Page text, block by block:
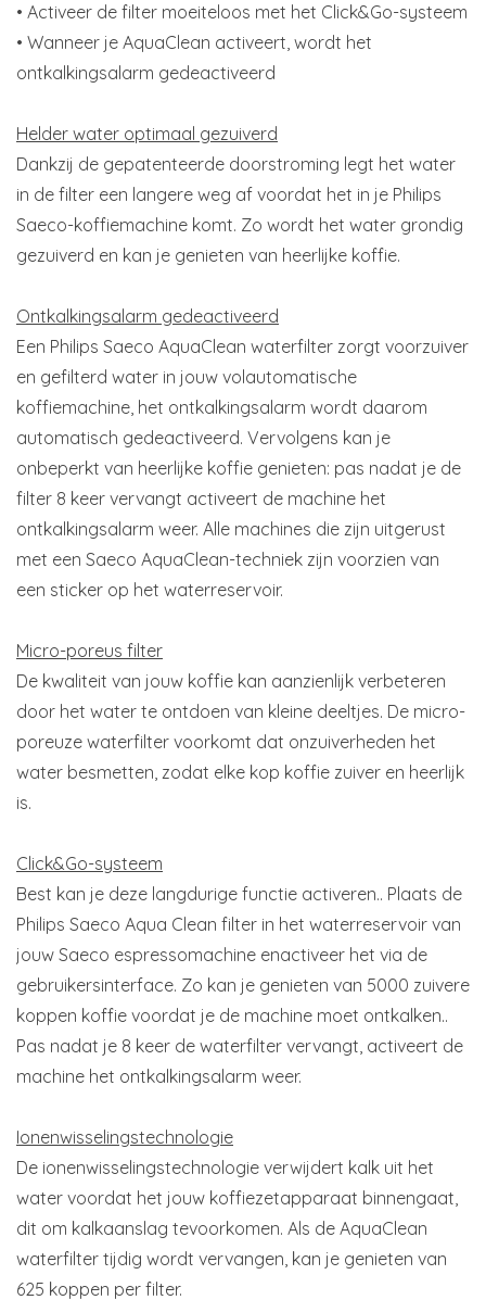
• Activeer de filter moeiteloos met het Click&Go-systeem
• Wanneer je AquaClean activeert, wordt het
ontkalkingsalarm gedeactiveerd
Helder water optimaal gezuiverd
Dankzij de gepatenteerde doorstroming legt het water
in de filter een langere weg af voordat het in je Philips
Saeco-koffiemachine komt. Zo wordt het water grondig
gezuiverd en kan je genieten van heerlijke koffie.
Ontkalkingsalarm gedeactiveerd
Een Philips Saeco AquaClean waterfilter zorgt voorzuiver
en gefilterd water in jouw volautomatische
koffiemachine, het ontkalkingsalarm wordt daarom
automatisch gedeactiveerd. Vervolgens kan je
onbeperkt van heerlijke koffie genieten: pas nadat je de
filter 8 keer vervangt activeert de machine het
ontkalkingsalarm weer. Alle machines die zijn uitgerust
met een Saeco AquaClean-techniek zijn voorzien van
een sticker op het waterreservoir.
Micro-poreus filter
De kwaliteit van jouw koffie kan aanzienlijk verbeteren
door het water te ontdoen van kleine deeltjes. De micro-
poreuze waterfilter voorkomt dat onzuiverheden het
water besmetten, zodat elke kop koffie zuiver en heerlijk
is.
Click&Go-systeem
Best kan je deze langdurige functie activeren.. Plaats de
Philips Saeco Aqua Clean filter in het waterreservoir van
jouw Saeco espressomachine enactiveer het via de
gebruikersinterface. Zo kan je genieten van 5000 zuivere
koppen koffie voordat je de machine moet ontkalken..
Pas nadat je 8 keer de waterfilter vervangt, activeert de
machine het ontkalkingsalarm weer.
Ionenwisselingstechnologie
De ionenwisselingstechnologie verwijdert kalk uit het
water voordat het jouw koffiezetapparaat binnengaat,
dit om kalkaanslag tevoorkomen. Als de AquaClean
waterfilter tijdig wordt vervangen, kan je genieten van
625 koppen per filter.